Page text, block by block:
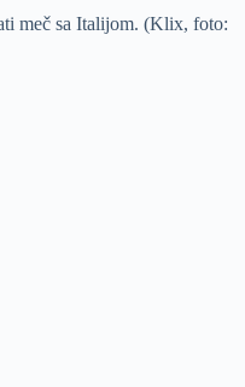
meč sa Italijom. (Klix, foto: